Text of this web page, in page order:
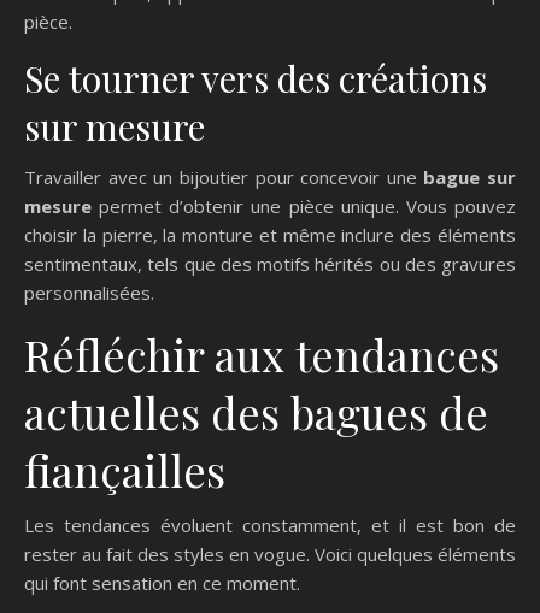
pièce.
Se tourner vers des créations
sur mesure
Travailler avec un bijoutier pour concevoir une bague sur
mesure permet d’obtenir une pièce unique. Vous pouvez
choisir la pierre, la monture et même inclure des éléments
sentimentaux, tels que des motifs hérités ou des gravures
personnalisées.
Réfléchir aux tendances
actuelles des bagues de
fiançailles
Les tendances évoluent constamment, et il est bon de
rester au fait des styles en vogue. Voici quelques éléments
qui font sensation en ce moment.